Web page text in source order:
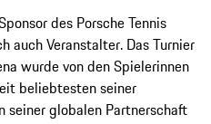
des Porsche Tennis
auch Veranstalter. Das Turnier
wurde von den Spielerinnen
beliebtesten seiner
seiner globalen Partnerschaft